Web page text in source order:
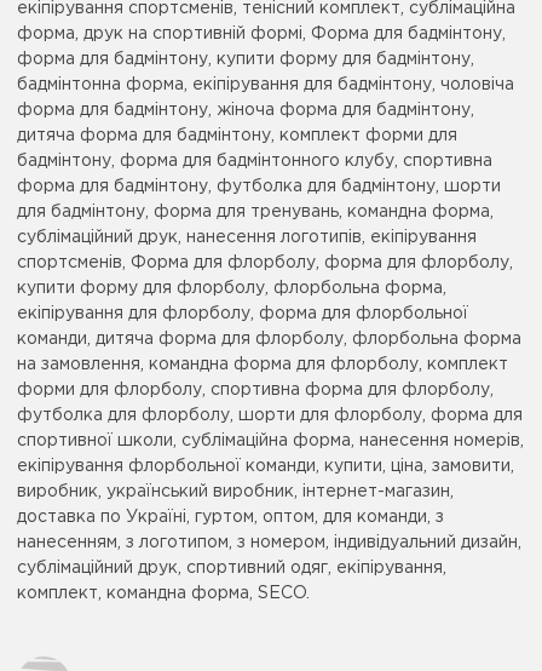
екіпірування спортсменів, тенісний комплект, сублімаційна
форма, друк на спортивній формі, Форма для бадмінтону,
форма для бадмінтону, купити форму для бадмінтону,
бадмінтонна форма, екіпірування для бадмінтону, чоловіча
форма для бадмінтону, жіноча форма для бадмінтону,
дитяча форма для бадмінтону, комплект форми для
бадмінтону, форма для бадмінтонного клубу, спортивна
форма для бадмінтону, футболка для бадмінтону, шорти
для бадмінтону, форма для тренувань, командна форма,
сублімаційний друк, нанесення логотипів, екіпірування
спортсменів, Форма для флорболу, форма для флорболу,
купити форму для флорболу, флорбольна форма,
екіпірування для флорболу, форма для флорбольної
команди, дитяча форма для флорболу, флорбольна форма
на замовлення, командна форма для флорболу, комплект
форми для флорболу, спортивна форма для флорболу,
футболка для флорболу, шорти для флорболу, форма для
спортивної школи, сублімаційна форма, нанесення номерів,
екіпірування флорбольної команди, купити, ціна, замовити,
виробник, український виробник, інтернет-магазин,
доставка по Україні, гуртом, оптом, для команди, з
нанесенням, з логотипом, з номером, індивідуальний дизайн,
сублімаційний друк, спортивний одяг, екіпірування,
комплект, командна форма, SECO.